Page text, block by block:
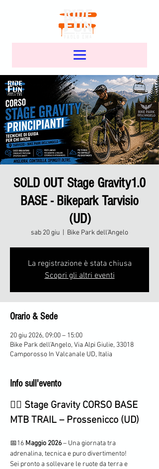
SOLD OUT Stage Gravity1.0
BASE - Bikepark Tarvisio
(UD)
sab 20 giu Bike Park dell’Angelo
La registrazione è stata chiusa
Scopri gli altri eventi
Orario & Sede
20 giu 2026, 09:00 – 15:00
Bike Park dell’Angelo, Via Alpi Giulie, 33018
Camporosso In Valcanale UD, Italia
Info sull'evento
🚵‍♂️ Stage Gravity CORSO BASE
MTB TRAIL – Prossenicco (UD)
📅16 Maggio 2026 – Una giornata tra
adrenalina, tecnica e puro divertimento!
Sei pronto a sollevare le ruote da terra e